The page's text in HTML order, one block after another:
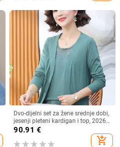
Dvo-dijelni set za žene srednje dobi,
jesenji pleteni kardigan i top, 2026
novi model
90.91 €
add_shopping_cart